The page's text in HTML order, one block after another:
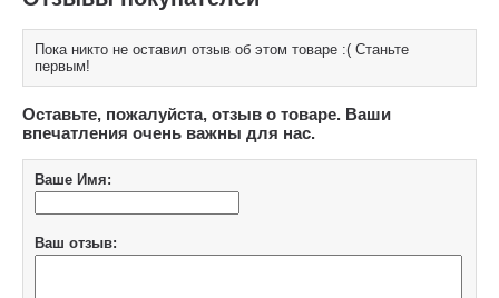
Пока никто не оставил отзыв об этом товаре :( Станьте
первым!
Оставьте, пожалуйста, отзыв о товаре. Ваши
впечатления очень важны для нас.
Ваше Имя:
Ваш отзыв: